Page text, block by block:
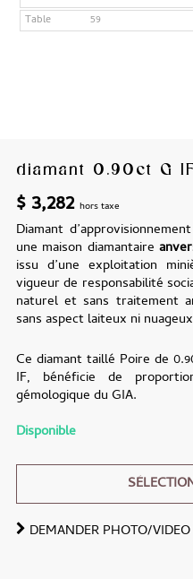
Table
59
diamant 0.90ct G IF
$3,282 hors taxe
Diamant
une maison diamantaire
issu d’une exploitation
vigueur de responsabilité
naturel et sans traitement
sans aspect laiteux ni nuageux
Ce diamant taillé Poire de
IF, bénéficie de
gémologique du GIA.
Disponible
Alternative:
DEMANDER PHOTO/VIDEO